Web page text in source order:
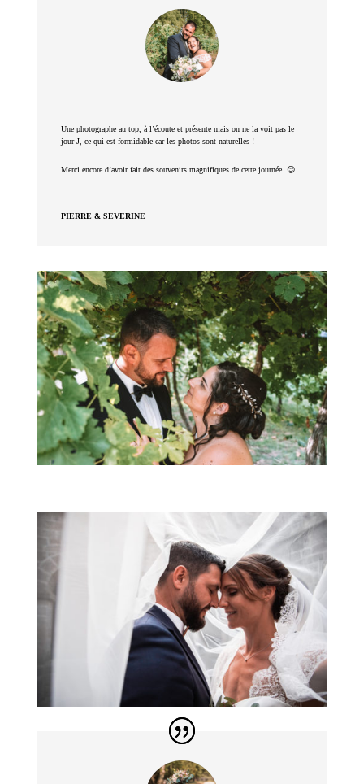
Une photographe au top, à l’écoute et présente mais on ne la voit pas le
jour J, ce qui est formidable car les photos sont naturelles !
Merci encore d’avoir fait des souvenirs magnifiques de cette journée. 😊
PIERRE & SEVERINE